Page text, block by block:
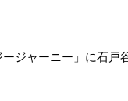
ジャーニー」に石戸